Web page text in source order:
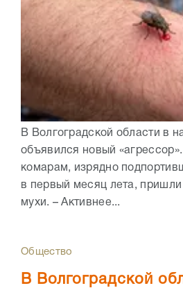
В Волгоградской области в
объявился новый
комарам, изрядно
в первый месяц лета, пришли
мухи. – Активнее...
Общество
В Волгоградской